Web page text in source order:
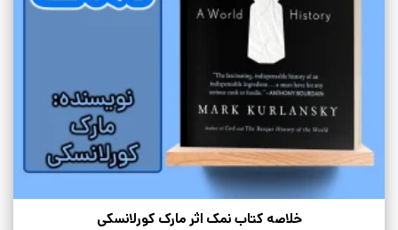
خلاصه کتاب نمک اثر مارک کورلانسکی